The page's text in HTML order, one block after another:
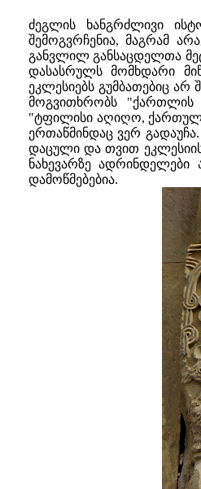
ძეგლის ხანგრძლივი
შემოგვრჩენია, მაგრამ
განვლილ განსაცდელთა
დასასრულს მომხდარი
ეკლესიებს გუმბათებიც
მოგვითხრობს "ქართლის
"ტფილისი აღიღო, ქართული
ერთაწმინდაც ვერ
დაცული და თვით ეკლესიის
ნახევარზე ადრინდელები
დამოწმებებია.